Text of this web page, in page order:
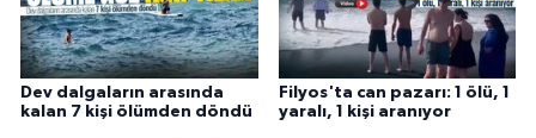
Dev dalgaların arasında
kalan 7 kişi ölümden döndü
Filyos'ta can pazarı: 1 ölü, 1
yaralı, 1 kişi aranıyor